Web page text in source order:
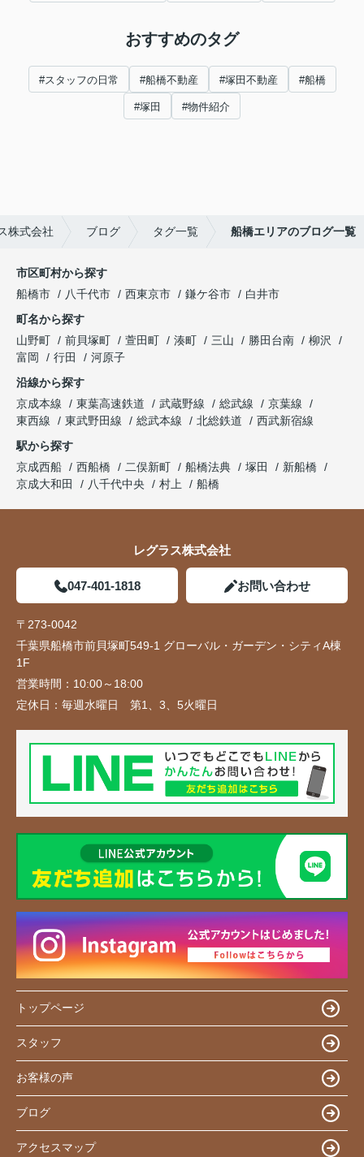
おすすめのタグ
#スタッフの日常 #船橋不動産 #塚田不動産 #船橋
#塚田 #物件紹介
株式会社 ブログ タグ一覧 船橋エリアのブログ一覧
市区町村から探す
船橋市
八千代市 西東京市 鎌ケ谷市
白井市
町名から探す
山野町
前貝塚町 萱田町 湊町 三山 勝田台南
柳沢
富岡
行田
河原子
沿線から探す
京成本線
東葉高速鉄道 武蔵野線 総武線
京葉線
東西線
東武野田線 総武本線 北総鉄道
西武新宿線
駅から探す
京成西船
西船橋 二俣新町 船橋法典 塚田
新船橋
京成大和田
八千代中央 村上 船橋
レグラス株式会社
047-401-1818 お問い合わせ
〒273-0042
千葉県船橋市前貝塚町549-1 グローバル・ガーデン・シティA棟
1F
営業時間： 10:00～18:00
定休日： 毎週水曜日 第1、3、5火曜日
トップページ
スタッフ
お客様の声
ブログ
アクセスマップ